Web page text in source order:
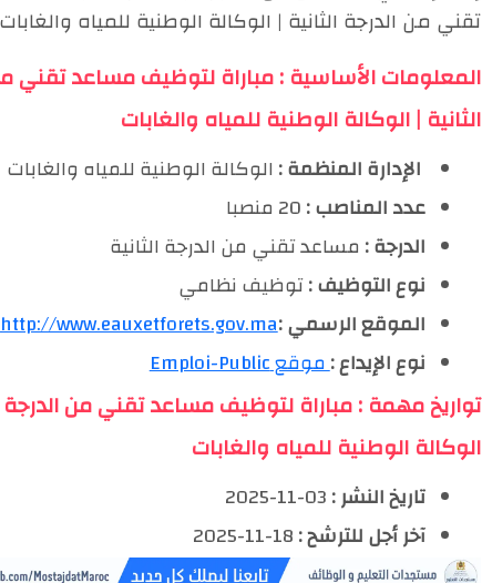
تقني من الدرجة الثانية | الوكالة الوطنية للمياه
المعلومات الأساسية : مباراة لتوظيف مساعد تقني
الثانية | الوكالة الوطنية للمياه والغابات
️ الإدارة المنظمة : الوكالة الوطنية للمياه والغابات
عدد المناصب :
الدرجة : مساعد تقني من الدرجة الثانية
نوع التوظيف :توظيف نظامي
الموقع الرسمي :http://www.eauxetforets.gov.ma
نوع الإيداع :موقع Emploi-Public
تواريخ مهمة : مباراة لتوظيف مساعد تقني من الدرجة
الوكالة الوطنية للمياه والغابات
تاريخ النشر :
آخر أجل للترشح :